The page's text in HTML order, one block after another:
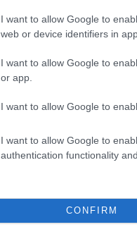
I want to allow Google to
web or device identifiers in
I want to allow Google to
or app.
I want to allow Google to
I want to allow Google to
authentication functionality
CONFIRM
Típus
Flash